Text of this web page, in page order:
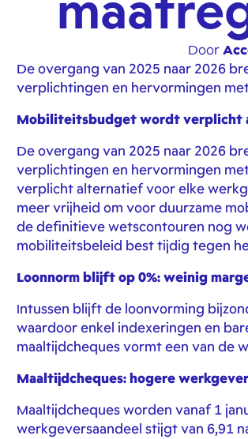
Door
De overgang van 2025 naar 2026
verplichtingen en hervormingen
Mobiliteitsbudget wordt verplicht
De overgang van 2025 naar 2026
verplichtingen en hervormingen
verplicht alternatief voor elke
meer vrijheid om voor duurzame
de definitieve wetscontouren nog
mobiliteitsbeleid best tijdig tegen
Loonnorm blijft op 0%: weinig
Intussen blijft de loonvorming
waardoor enkel indexeringen en
maaltijdcheques vormt een van de
Maaltijdcheques: hogere
Maaltijdcheques worden vanaf 1
werkgeversaandeel stijgt van 6,91